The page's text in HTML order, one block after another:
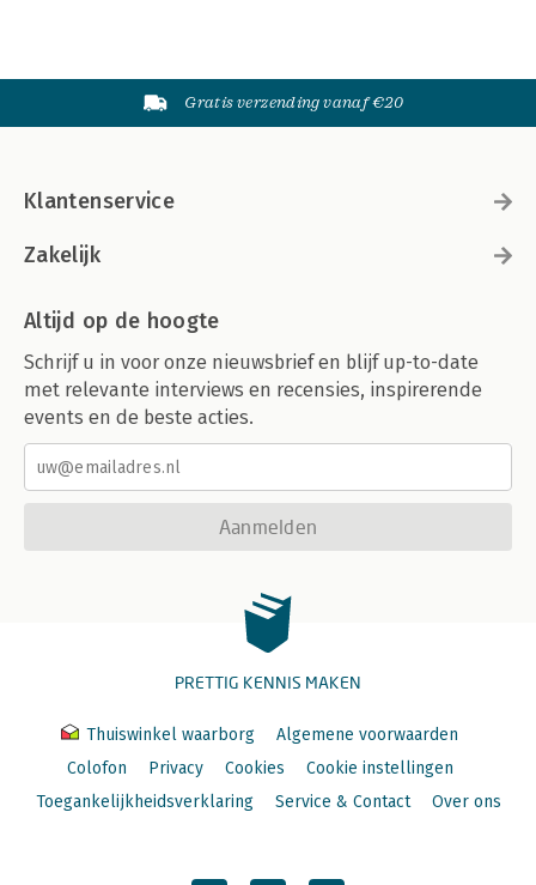
Gratis verzending vanaf €20
Klantenservice
Zakelijk
Altijd op de hoogte
Schrijf u in voor onze nieuwsbrief en blijf up-to-date
met relevante interviews en recensies, inspirerende
events en de beste acties.
Aanmelden
PRETTIG KENNIS MAKEN
Thuiswinkel waarborg
Algemene voorwaarden
Colofon
Privacy Cookies
Cookie instellingen
Toegankelijkheidsverklaring
Service & Contact Over ons